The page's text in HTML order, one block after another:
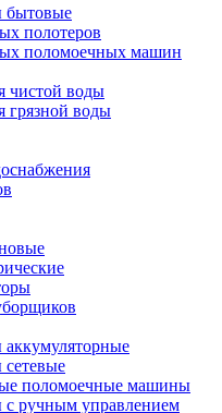
полотеров
поломоечных машин
чистой воды
грязной воды
поломоечные машины
ручным управлением